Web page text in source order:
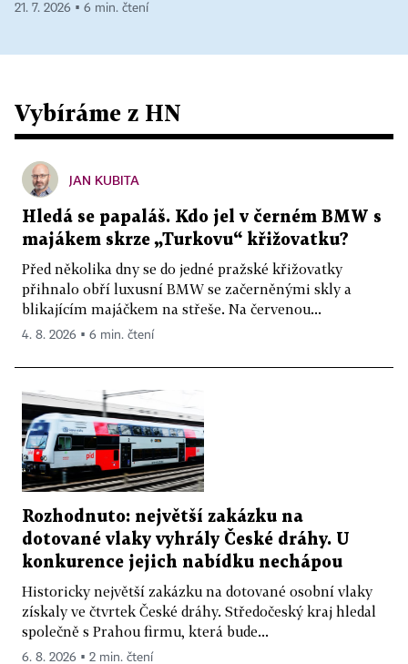
21. 7. 2026 ▪ 6 min. čtení
Vybíráme z HN
JAN KUBITA
Hledá se papaláš. Kdo jel v černém BMW s
majákem skrze „Turkovu“ křižovatku?
Před několika dny se do jedné pražské křižovatky
přihnalo obří luxusní BMW se začerněnými skly a
blikajícím majáčkem na střeše. Na červenou...
4. 8. 2026 ▪ 6 min. čtení
Rozhodnuto: největší zakázku na
dotované vlaky vyhrály České dráhy. U
konkurence jejich nabídku nechápou
Historicky největší zakázku na dotované osobní vlaky
získaly ve čtvrtek České dráhy. Středočeský kraj hledal
společně s Prahou firmu, která bude...
6. 8. 2026 ▪ 2 min. čtení